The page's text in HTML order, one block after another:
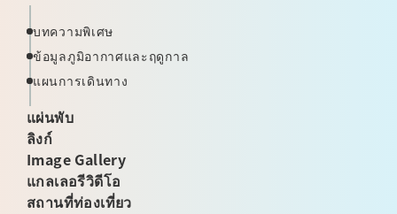
บทความพิเศษ
ข้อมูลภูมิอากาศและฤดูกาล
แผนการเดินทาง
แผ่นพับ
ลิงก์
Image Gallery
แกลเลอรีวิดีโอ
สถานที่ท่องเที่ยว